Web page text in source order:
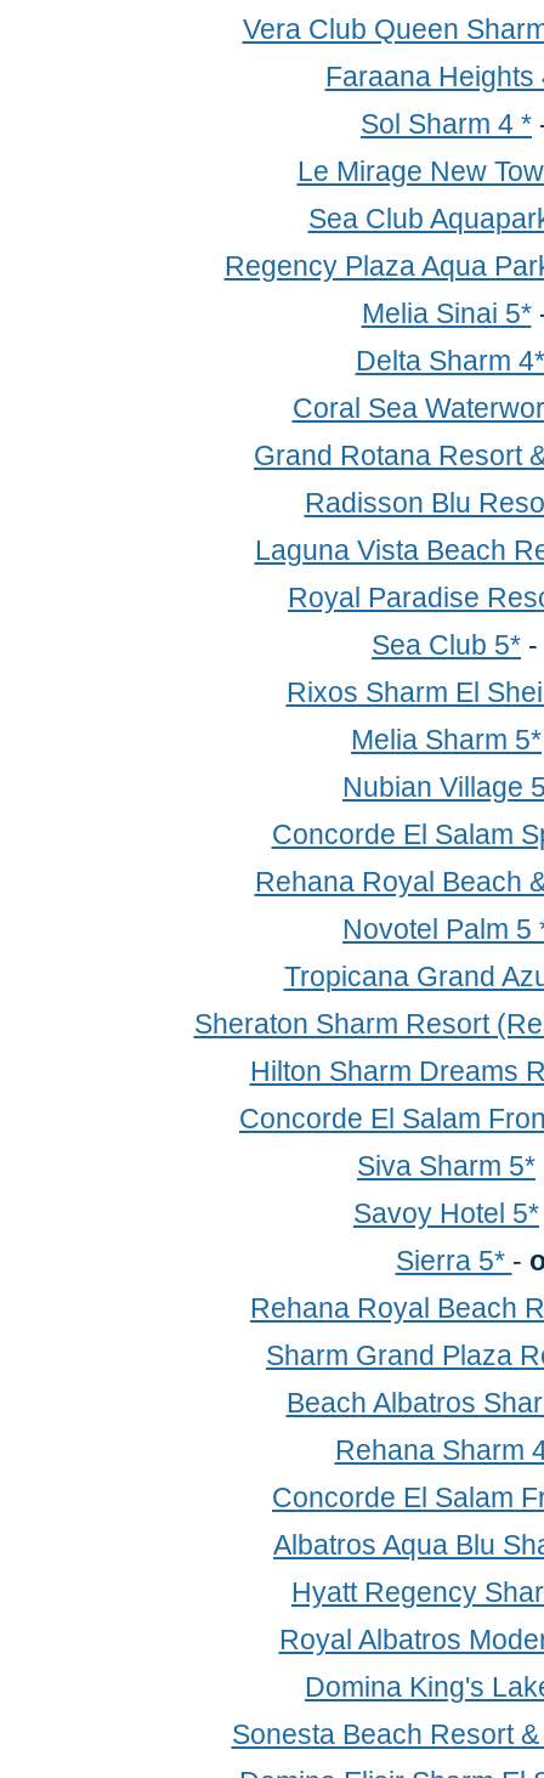
Vera Club Queen
Faraana Heights
Sol Sharm 4 *
Le Mirage New
Sea Club
Regency Plaza Aqua
Melia Sinai 5*
Delta Sharm 4*
Coral Sea
Grand Rotana Resort
Radisson Blu
Laguna Vista Beach
Royal Paradise
Sea Club 5* -
Rixos Sharm El
Melia Sharm 5*
Nubian Village
Concorde El Salam
Rehana Royal Beach
Novotel Palm 5
Tropicana Grand
Sheraton Sharm Resort
Hilton Sharm Dreams
Concorde El Salam
Siva Sharm 5*
Savoy Hotel 5*
Sierra 5* -
Rehana Royal Beach
Sharm Grand Plaza
Beach Albatros
Rehana Sharm
Concorde El Salam
Albatros Aqua Blu
Hyatt Regency
Royal Albatros
Domina King's
Sonesta Beach Resort